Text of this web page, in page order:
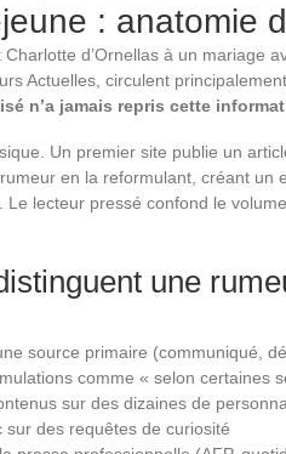
: anatomie
d’Ornellas à un mariage
Actuelles, circulent
n’a jamais repris cette
Un premier site publie un
en la reformulant, créant un
Le lecteur pressé confond le
une
source primaire (communiqué,
comme « selon certaines
sur des dizaines de
sur des requêtes de curiosité